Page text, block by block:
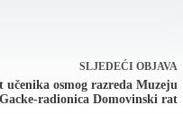
SLJEDEĆI OBJAVA
učenika osmog razreda Muzeju
Gacke-radionica Domovinski rat